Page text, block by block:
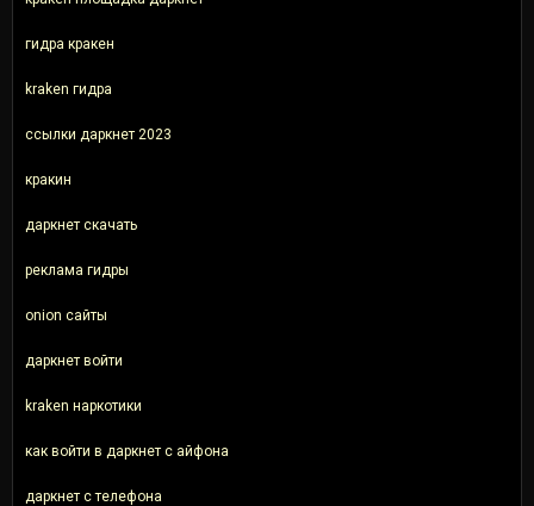
гидра кракен
kraken гидра
ссылки даркнет 2023
кракин
даркнет скачать
реклама гидры
onion сайты
даркнет войти
kraken наркотики
как войти в даркнет с айфона
даркнет с телефона